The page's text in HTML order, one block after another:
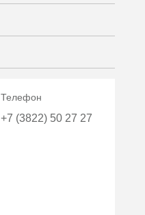
+7 (3822) 50 27 27